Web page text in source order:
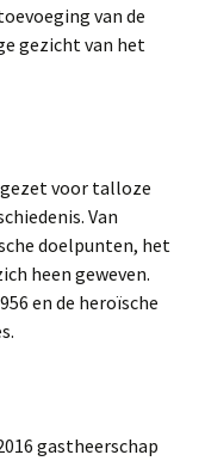
van de
gezicht van het
voor talloze
Van
doelpunten, het
heen geweven.
en de heroïsche
gastheerschap